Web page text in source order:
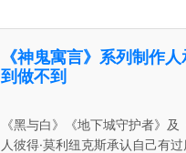
《神鬼寓言》系列制作
到做不到
《黑与白》《地下城守护者》
人彼得·莫利纽克斯承认自己有